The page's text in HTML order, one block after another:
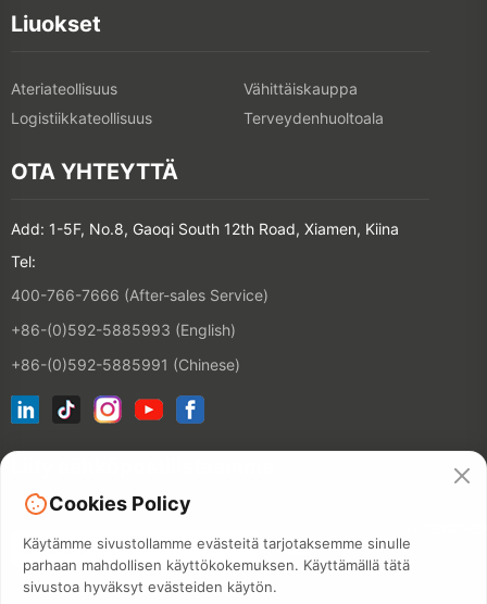
Liuokset
Ateriateollisuus
Vähittäiskauppa
Logistiikkateollisuus
Terveydenhuoltoala
OTA YHTEYTTÄ
Add: 1-5F, No.8, Gaoqi South 12th Road, Xiamen, Kiina
Tel:
400-766-7666 (After-sales Service)
+86-(0)592-5885993 (English)
+86-(0)592-5885991 (Chinese)
Cookies Policy
Käytämme sivustollamme evästeitä tarjotaksemme sinulle
parhaan mahdollisen käyttökokemuksen. Käyttämällä tätä
sivustoa hyväksyt evästeiden käytön.